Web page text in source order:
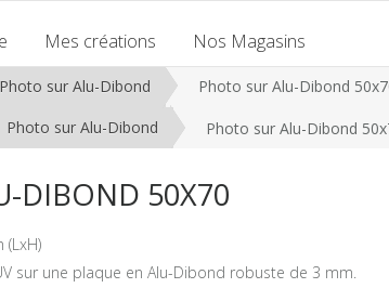
Mes créations Nos Magasins
Photo sur Alu-Dibond Photo sur Alu-Dibond
Photo sur Alu-Dibond Photo sur Alu-Dibond
DIBOND 50X70
sur une plaque en Alu-Dibond robuste de 3 mm.